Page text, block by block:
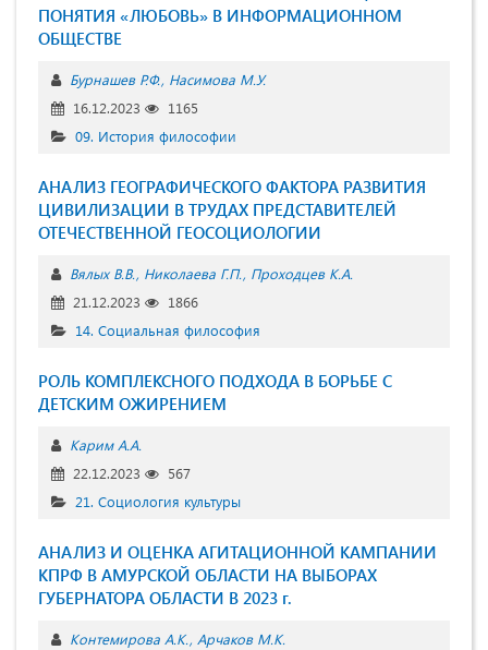
ПОНЯТИЯ «ЛЮБОВЬ» В ИНФОРМАЦИОННОМ
ОБЩЕСТВЕ
Бурнашев Р.Ф. Насимова М.У.
16.12.2023
1165
09. История философии
АНАЛИЗ ГЕОГРАФИЧЕСКОГО ФАКТОРА РАЗВИТИЯ
ЦИВИЛИЗАЦИИ В ТРУДАХ ПРЕДСТАВИТЕЛЕЙ
ОТЕЧЕСТВЕННОЙ ГЕОСОЦИОЛОГИИ
Вялых В.В. Николаева Г.П. Проходцев К.А.
21.12.2023
1866
14. Социальная философия
РОЛЬ КОМПЛЕКСНОГО ПОДХОДА В БОРЬБЕ С
ДЕТСКИМ ОЖИРЕНИЕМ
Карим А.А.
22.12.2023
567
21. Социология культуры
АНАЛИЗ И ОЦЕНКА АГИТАЦИОННОЙ КАМПАНИИ
КПРФ В АМУРСКОЙ ОБЛАСТИ НА ВЫБОРАХ
ГУБЕРНАТОРА ОБЛАСТИ В 2023 г.
Контемирова А.К. Арчаков М.К.